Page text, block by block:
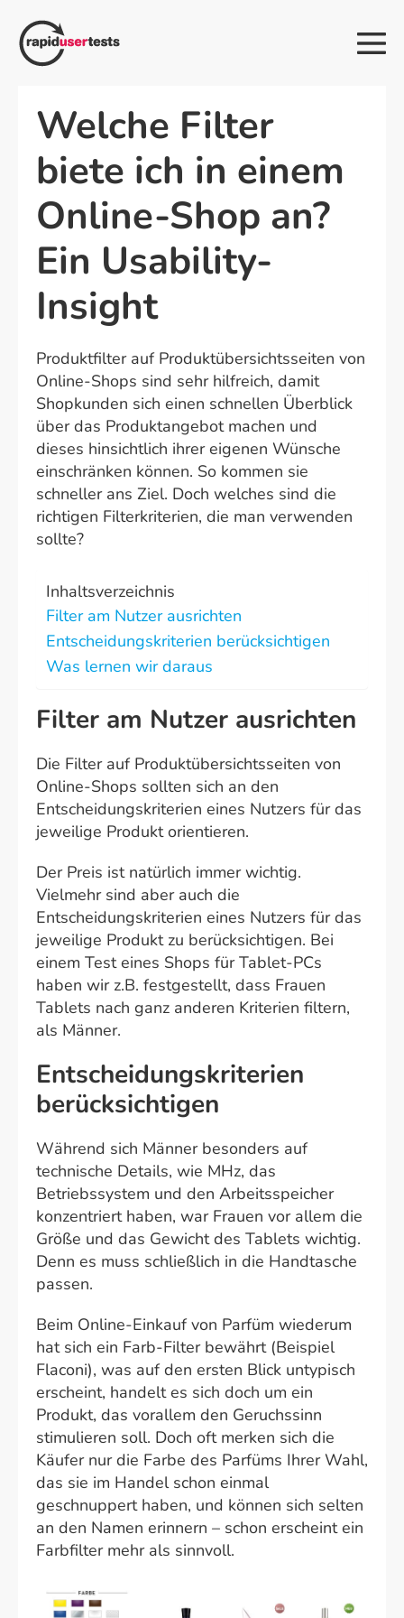
Inhalt
springen
Welche Filter
biete ich in einem
Online-Shop an?
Ein Usability-
Insight
Produktfilter auf Produktübersichtsseiten von
Online-Shops sind sehr hilfreich, damit
Shopkunden sich einen schnellen Überblick
über das Produktangebot machen und
dieses hinsichtlich ihrer eigenen Wünsche
einschränken können. So kommen sie
schneller ans Ziel. Doch welches sind die
richtigen Filterkriterien, die man verwenden
sollte?
Inhaltsverzeichnis
Filter am Nutzer ausrichten
Entscheidungskriterien berücksichtigen
Was lernen wir daraus
Filter am Nutzer ausrichten
Die Filter auf Produktübersichtsseiten von
Online-Shops sollten sich an den
Entscheidungskriterien eines Nutzers für das
jeweilige Produkt orientieren.
Der Preis ist natürlich immer wichtig.
Vielmehr sind aber auch die
Entscheidungskriterien eines Nutzers für das
jeweilige Produkt zu berücksichtigen. Bei
einem Test eines Shops für Tablet-PCs
haben wir z.B. festgestellt, dass Frauen
Tablets nach ganz anderen Kriterien filtern,
als Männer.
Entscheidungskriterien
berücksichtigen
Während sich Männer besonders auf
technische Details, wie MHz, das
Betriebssystem und den Arbeitsspeicher
konzentriert haben, war Frauen vor allem die
Größe und das Gewicht des Tablets wichtig.
Denn es muss schließlich in die Handtasche
passen.
Beim Online-Einkauf von Parfüm wiederum
hat sich ein Farb-Filter bewährt (Beispiel
Flaconi), was auf den ersten Blick untypisch
erscheint, handelt es sich doch um ein
Produkt, das vorallem den Geruchssinn
stimulieren soll. Doch oft merken sich die
Käufer nur die Farbe des Parfüms Ihrer Wahl,
das sie im Handel schon einmal
geschnuppert haben, und können sich selten
an den Namen erinnern – schon erscheint ein
Farbfilter mehr als sinnvoll.